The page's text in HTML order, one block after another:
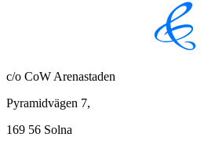
c/o CoW Arenastaden
Pyramidvägen 7,
169 56 Solna